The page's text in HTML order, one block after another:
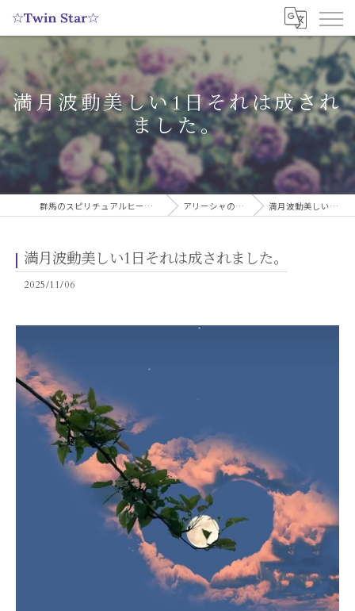
満月波動美しい1日それは成され
ました。
群馬のスピリチュアルヒーリングサロンなら実績多数の☆Twin Star☆ アリーシャのスピリチュアルブログ 満月波動美しい1日それは成されました。
満月波動美しい1日それは成されました。
2025/11/06